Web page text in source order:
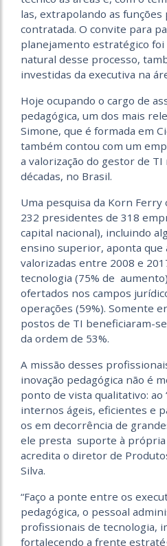
las, extrapolando as funções
contratada. O convite para
planejamento estratégico
natural desse processo,
investidas da executiva na
Hoje ocupando o cargo de
pedagógica, um dos mais
Simone, que é formada em
também contou com um
a valorização do gestor de TI
décadas, no Brasil.
Uma pesquisa da Korn Ferry
232 presidentes de 318
capital nacional), incluindo
ensino superior, aponta que
valorizadas entre 2008 e
tecnologia (75% de
ofertados nos campos
operações (59%). Somente
postos de TI beneficiaram-
da ordem de 53%.
A missão desses
inovação pedagógica não é
ponto de vista qualitativo:
internos ágeis, eficientes e
os em decorrência de
ele presta suporte à própria
acredita o diretor de
Silva.
“Faço a ponte entre os
pedagógica, o pessoal
profissionais de tecnologia,
fortalecendo a frente